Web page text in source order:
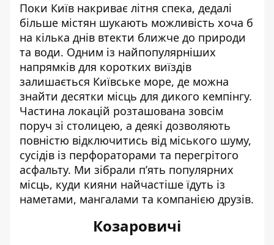
Поки Київ накриває літня спека, дедалі
більше містян шукають можливість хоча б
на кілька днів втекти ближче до природи
та води. Одним із найпопулярніших
напрямків для коротких виїздів
залишається Київське море, де можна
знайти десятки місць для дикого кемпінгу.
Частина локацій розташована зовсім
поруч зі столицею, а деякі дозволяють
повністю відключитись від міського шуму,
сусідів із перфораторами та перегрітого
асфальту. Ми зібрали п’ять популярних
місць, куди кияни найчастіше їдуть із
наметами, мангалами та компанією друзів.
Козаровичі